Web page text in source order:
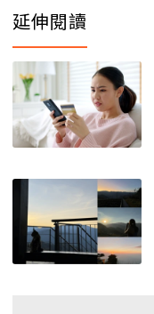
延伸閱讀